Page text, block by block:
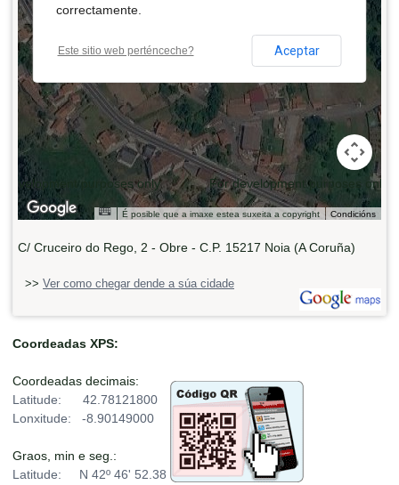
For development purposes only
development purposes only
É posible que a imaxe estea suxeita a copyright Condicións
correctamente.
Este sitio web perténceche? Aceptar
C/ Cruceiro do Rego, 2 - Obre - C.P. 15217 Noia (A Coruña)
>> Ver como chegar dende a súa cidade
Coordeadas XPS:
Coordeadas decimais:
Latitude: 42.78121800
Lonxitude: -8.90149000
Graos, min e seg.:
Latitude: N 42º 46' 52.38